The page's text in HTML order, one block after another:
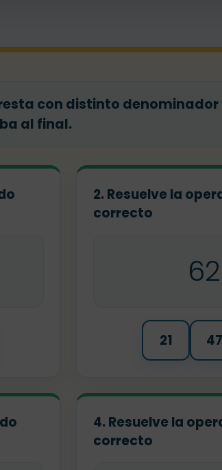
con distinto denominador
al final.
2. Resuelve la
correcto
21
4. Resuelve la
correcto